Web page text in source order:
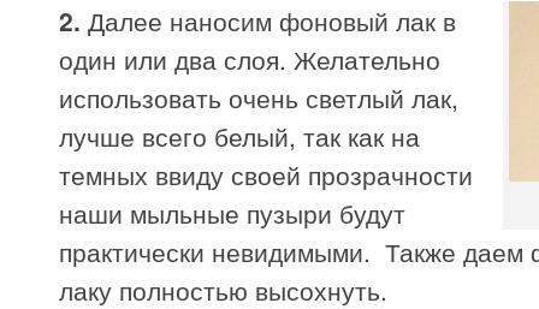
2. Далее наносим фоновый лак в
один или два слоя. Желательно
использовать очень светлый лак,
лучше всего белый, так как на
темных ввиду своей прозрачности
наши мыльные пузыри будут
практически невидимыми. Также даем
лаку полностью высохнуть.